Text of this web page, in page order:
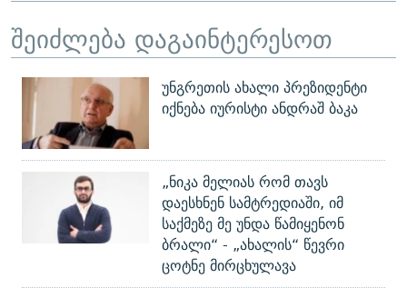
შეიძლება დაგაინტერესოთ
უნგრეთის ახალი პრეზიდენტი
იქნება იურისტი ანდრაშ ბაკა
„ნიკა მელიას რომ თავს
დაესხნენ სამტრედიაში, იმ
საქმეზე მე უნდა წამიყენონ
ბრალი“ - „ახალის“ წევრი
ცოტნე მირცხულავა